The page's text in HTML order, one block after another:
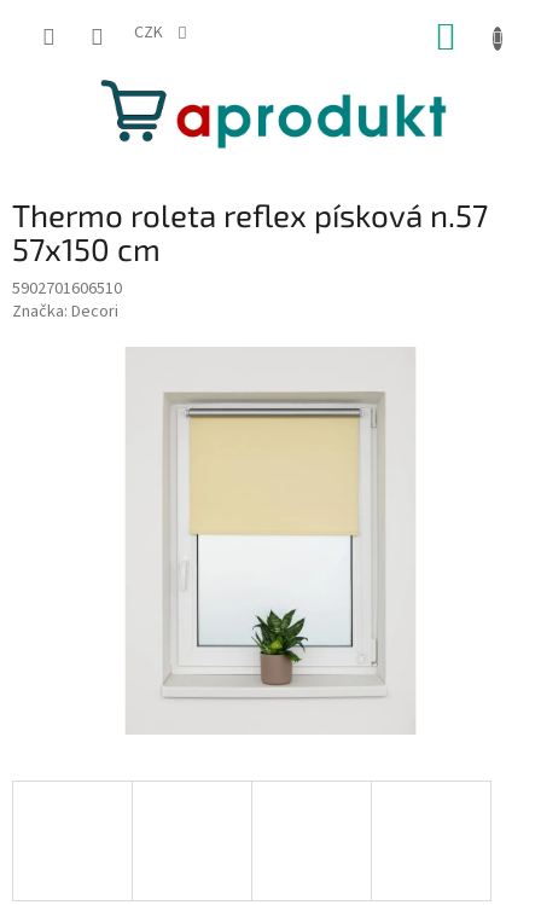
CZK
Thermo roleta reflex písková n.57
57x150 cm
5902701606510
Značka: Decori